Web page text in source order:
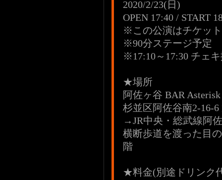
2020/2/23(日)
OPEN 17:40 / START
※この公演はチケッ
※90分ステージ予定
※17:10～17:30 チェ
★場所
阿佐ヶ谷 BAR Asterisk
杉並区阿佐谷南2-16-
→JR中央・総武線阿
横断歩道を渡った目
階
★料金(別途ドリンク